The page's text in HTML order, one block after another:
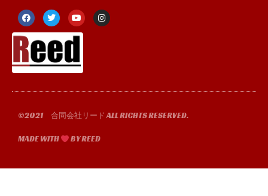
F
a
c
e
b
o
o
k
f
T
w
i
t
e
r
Y
o
u
t
e
I
n
s
©2021 合同会社リード ALL RIGHTS RESERVED.
MADE WITH BY REED​​